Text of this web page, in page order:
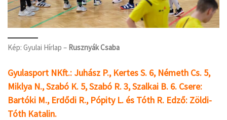
Kép: Gyulai Hírlap – Rusznyák Csaba
Gyulasport NKft.: Juhász P., Kertes S. 6, Németh Cs. 5,
Miklya N., Szabó K. 5, Szabó R. 3, Szalkai B. 6. Csere:
Bartóki M., Erdődi R., Pópity L. és Tóth R. Edző: Zöldi-
Tóth Katalin.